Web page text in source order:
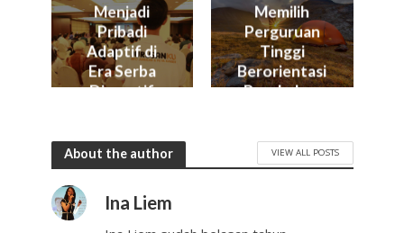
Menjadi
Pribadi
Adaptif di
Era Serba
Disruptif
Memilih
Perguruan
Tinggi
Berorientasi
Perubahan
About the author VIEW ALL POSTS
Ina Liem